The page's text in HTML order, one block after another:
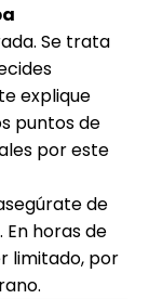
Se trata
explique
puntos de
por este
de
horas de
limitado, por